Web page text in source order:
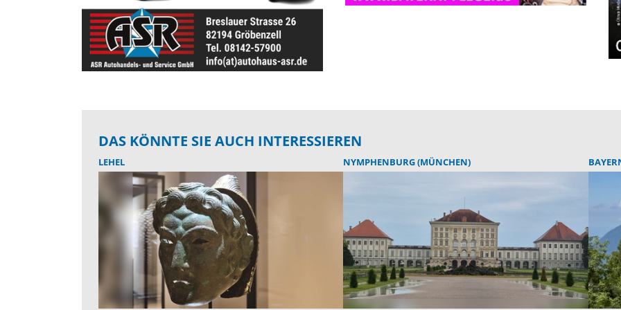
DAS KÖNNTE SIE AUCH INTERESSIEREN
LEHEL NYMPHENBURG (MÜNCHEN)